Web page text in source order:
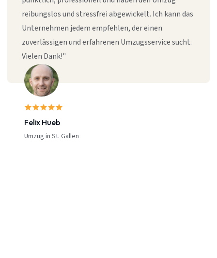
Felix Hueb
Umzug in St. Gallen
reibungslos und stressfrei abgewickelt. Ich kann das
Unternehmen jedem empfehlen, der einen
zuverlässigen und erfahrenen Umzugsservice sucht.
Vielen Dank!"